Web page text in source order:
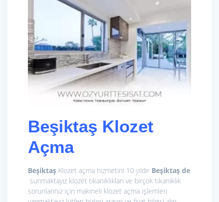
Beşiktaş Klozet
Açma
Beşiktaş Klozet açma hizmetini 10 yıldır Beşiktaş de
sunmaktayız klozet tıkanıklıkları ve birçok tıkanıklık
sorunlarınız için makineli klozet açma işlemleri